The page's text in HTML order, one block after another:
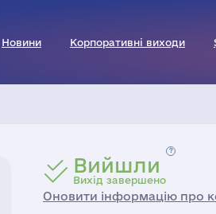
Новини Корпоративні виходи
Вийшли
Вихід завершено
Оновити інформацію про